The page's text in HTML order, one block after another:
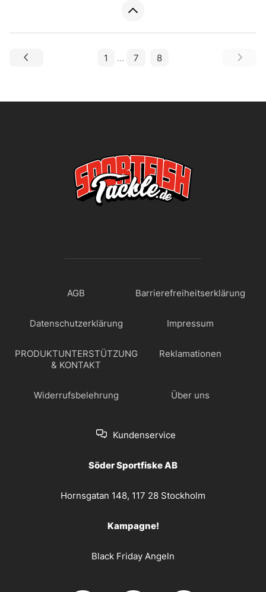
1 ... 7 8
AGB Barrierefreiheitserklärung
Datenschutzerklärung Impressum
PRODUKTUNTERSTÜTZUNG
& KONTAKT
Reklamationen
Widerrufsbelehrung Über uns
Kundenservice
Söder Sportfiske AB
Hornsgatan 148, 117 28 Stockholm
Kampagne!
Black Friday Angeln